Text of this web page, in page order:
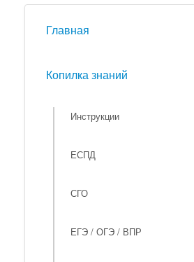
Новости
Главная
Копилка знаний
Инструкции
ЕСПД
СГО
ЕГЭ / ОГЭ / ВПР